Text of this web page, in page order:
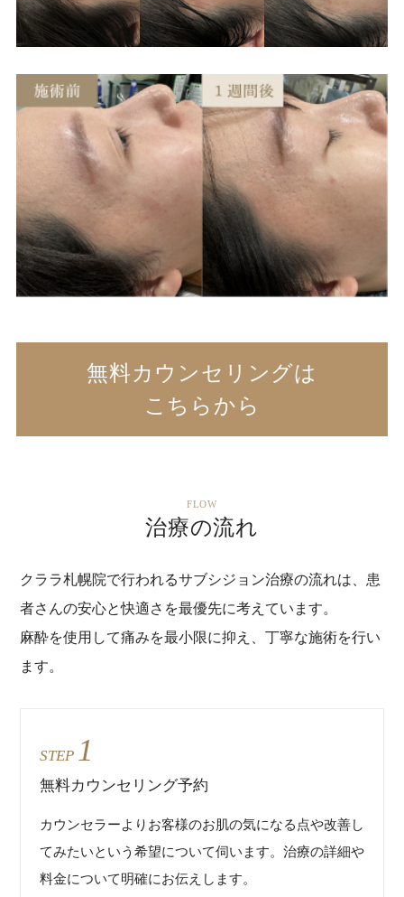
無料カウンセリングは
こちらから
FLOW
治療の流れ
クララ札幌院で行われるサブシジョン治療の流れは、患
者さんの安心と快適さを最優先に考えています。
麻酔を使用して痛みを最小限に抑え、丁寧な施術を行い
ます。
STEP 1
無料カウンセリング予約
カウンセラーよりお客様のお肌の気になる点や改善し
てみたいという希望について伺います。治療の詳細や
料金について明確にお伝えします。